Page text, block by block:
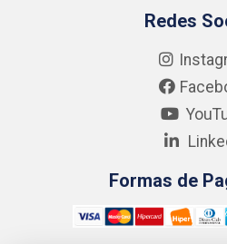
Redes
Formas de